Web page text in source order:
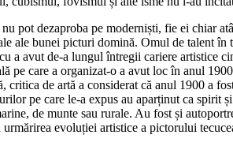
pot dezaproba pe moderniști, fie ei chiar
ale bunei picturi domină. Omul de talent
a avut de-a lungul întregii cariere artistice
care a organizat-o a avut loc în anul
de artă a considerat că anul 1900 a
pe care le-a expus au aparținut ca
de munte sau rurale. Au fost și
evoluției artistice a pictorului